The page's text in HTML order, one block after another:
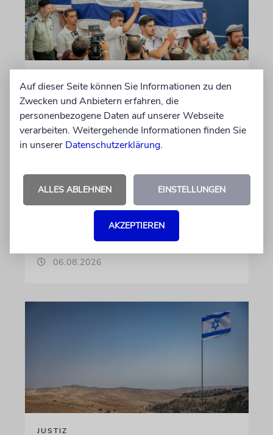
Großeltern umgebettet:
Theodor Herzls letzter Wille
ist erfüllt
Die Überreste von Schimon und Rikva Herzl,
Begründers und prägende Gestalten in
nach Israel überführt und auf dem Herzlberg
06.08.2026
JUSTIZ
Auf dieser Seite können Sie Informationen zu den
Zwecken und Anbietern erfahren, die
personenbezogene Daten auf unserer Webseite
verarbeiten. Weitergehende Informationen finden Sie
in unserer Datenschutzerklärung.
ALLES ABLEHNEN EINSTELLUNGEN
AKZEPTIEREN